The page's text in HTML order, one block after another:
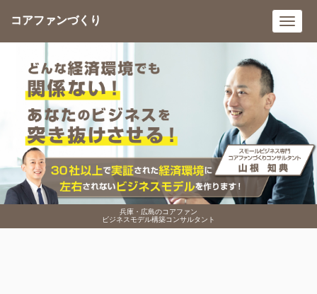
兵庫・広島のコアファン
ビジネスモデル構築コンサルタント
コアファンづくり